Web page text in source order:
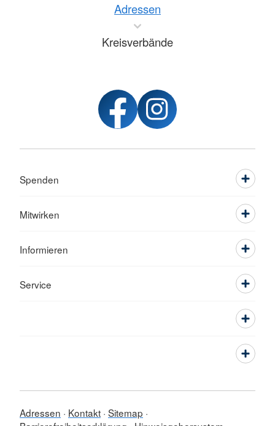
Adressen
Kreisverbände
Spenden
Mitwirken
Informieren
Service
Adressen Kontakt Sitemap